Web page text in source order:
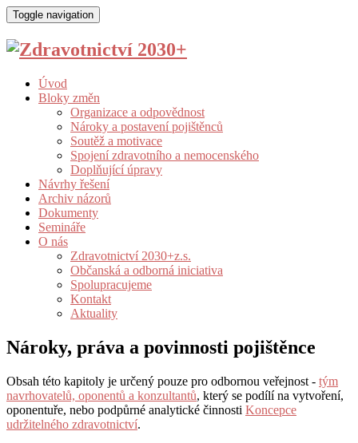
Toggle navigation
Úvod
Bloky změn
Organizace a odpovědnost
Nároky a postavení pojištěnců
Soutěž a motivace
Spojení zdravotního a nemocenského
Doplňující úpravy
Návrhy řešení
Archiv názorů
Dokumenty
Semináře
O nás
Zdravotnictví 2030+z.s.
Občanská a odborná iniciativa
Spolupracujeme
Kontakt
Aktuality
Nároky, práva a povinnosti pojištěnce
Obsah této kapitoly je určený pouze pro odbornou veřejnost - tým
navrhovatelů, oponentů a konzultantů, který se podílí na vytvoření,
oponentuře, nebo podpůrné analytické činnosti Koncepce
udržitelného zdravotnictví.